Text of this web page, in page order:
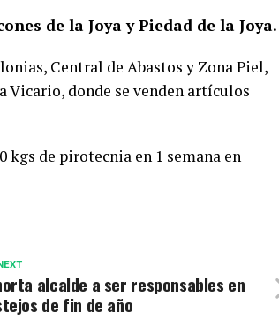
de la Joya y Piedad de la Joya.
Central de Abastos y Zona Piel,
Vicario, donde se venden artículos
de pirotecnia en 1 semana en
alcalde a ser responsables en
de fin de año